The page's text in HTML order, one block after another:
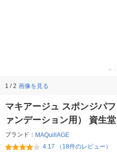
1 / 2 画像を見る
マキアージュ スポンジパ
ァンデーション用） 資生堂
ブランド： MAQuillAGE
4.17 （18件のレビュー）